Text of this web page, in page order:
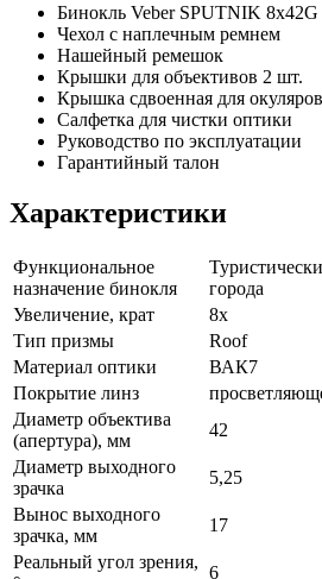
Бинокль Veber SPUTNIK 8х42G
Чехол с наплечным ремнем
Нашейный ремешок
Крышки для объективов 2 шт.
Крышка сдвоенная для окуляров
Салфетка для чистки оптики
Руководство по эксплуатации
Гарантийный талон
Характеристики
Функциональное
назначение бинокля
города
Увеличение, крат
8х
Тип призмы
Roof
Материал оптики
ВАК7
Покрытие линз
Диаметр объектива
(апертура), мм
42
Диаметр выходного
зрачка
5,25
Вынос выходного
зрачка, мм
17
Реальный угол зрения,
6